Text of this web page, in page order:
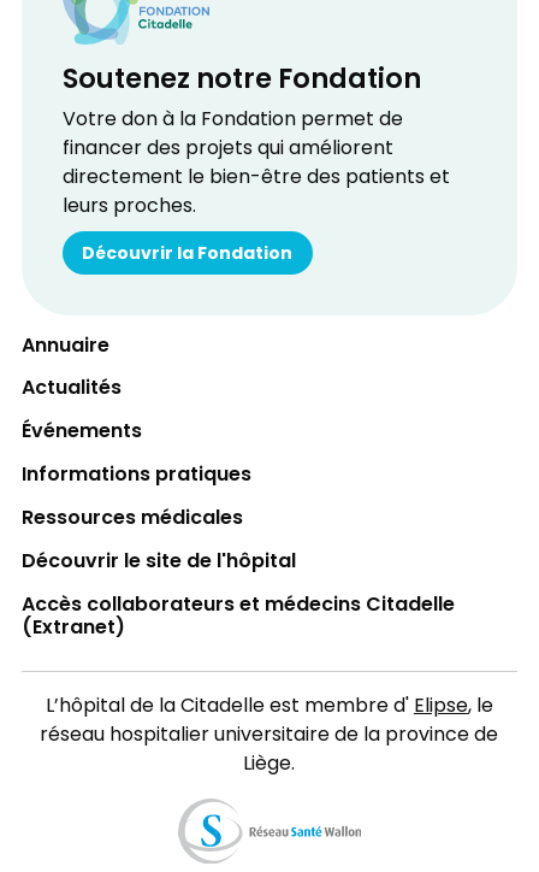
Soutenez notre Fondation
Votre don à la Fondation permet de
financer des projets qui améliorent
directement le bien-être des patients et
leurs proches.
Découvrir la Fondation
Annuaire
Actualités
Événements
Informations pratiques
Ressources médicales
Découvrir le site de l'hôpital
Accès collaborateurs et médecins Citadelle
(Extranet)
L’hôpital de la Citadelle est membre d'Elipse, le
réseau hospitalier universitaire de la province de
Liège.